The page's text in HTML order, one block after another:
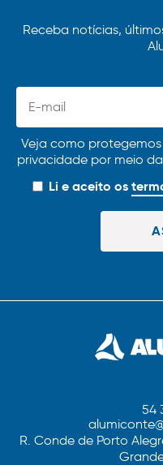
Receba notícias,
Veja como
privacidade por meio
Li e aceito os
54
R. Conde de Porto